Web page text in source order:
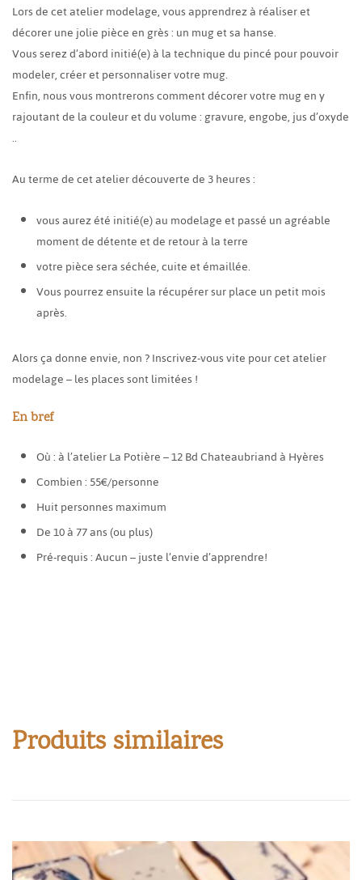
Lors de cet atelier modelage, vous apprendrez à réaliser et
décorer une jolie pièce en grès : un mug et sa hanse.
Vous serez d’abord initié(e) à la technique du pincé pour pouvoir
modeler, créer et personnaliser votre mug.
Enfin, nous vous montrerons comment décorer votre mug en y
rajoutant de la couleur et du volume : gravure, engobe, jus d’oxyde
..
Au terme de cet atelier découverte de 3 heures :
vous aurez été initié(e) au modelage et passé un agréable
moment de détente et de retour à la terre
votre pièce sera séchée, cuite et émaillée.
Vous pourrez ensuite la récupérer sur place un petit mois
après.
Alors ça donne envie, non ? Inscrivez-vous vite pour cet atelier
modelage – les places sont limitées !
En bref
Où : à l’atelier La Potière – 12 Bd Chateaubriand à Hyères
Combien : 55€/personne
Huit personnes maximum
De 10 à 77 ans (ou plus)
Pré-requis : Aucun – juste l’envie d’apprendre!
Produits similaires